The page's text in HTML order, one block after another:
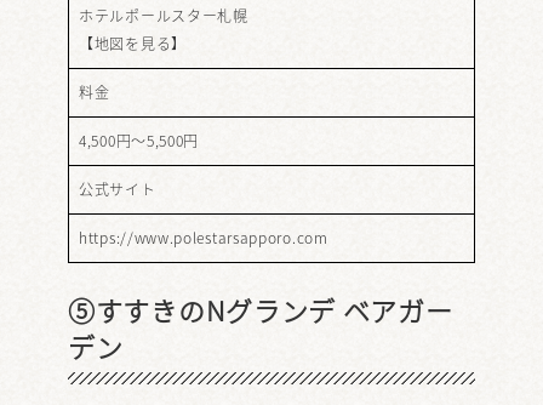
ホテルポールスター札幌
【地図を見る】
料金
4,500円～5,500円
公式サイト
https://www.polestarsapporo.com
⑤すすきのNグランデ ベアガー
デン